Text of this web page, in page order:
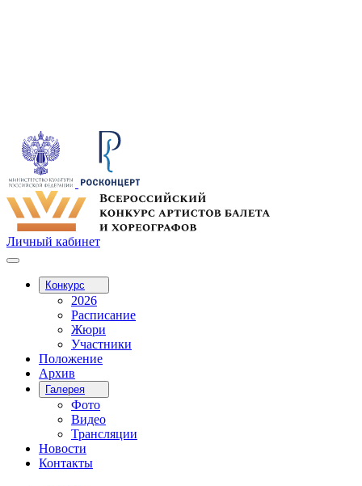
Личный кабинет
Конкурс
2026
Расписание
Жюри
Участники
Положение
Архив
Галерея
Фото
Видео
Трансляции
Новости
Контакты